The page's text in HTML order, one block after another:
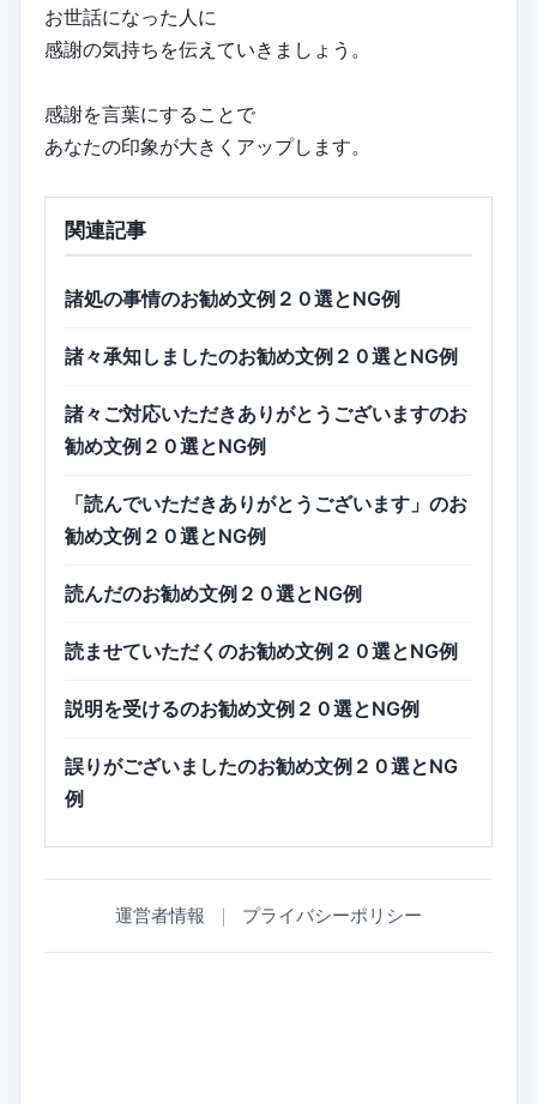
お世話になった人に
感謝の気持ちを伝えていきましょう。
感謝を言葉にすることで
あなたの印象が大きくアップします。
関連記事
諸処の事情のお勧め文例２０選とNG例
諸々承知しましたのお勧め文例２０選とNG例
諸々ご対応いただきありがとうございますのお
勧め文例２０選とNG例
「読んでいただきありがとうございます」のお
勧め文例２０選とNG例
読んだのお勧め文例２０選とNG例
読ませていただくのお勧め文例２０選とNG例
説明を受けるのお勧め文例２０選とNG例
誤りがございましたのお勧め文例２０選とNG
例
運営者情報 ｜ プライバシーポリシー